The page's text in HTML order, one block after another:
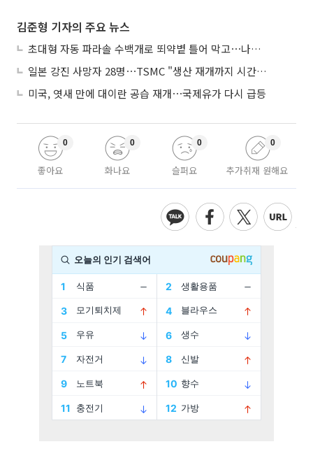
김준형 기자의 주요 뉴스
초대형 자동 파라솔 수백개로 뙤약볕 틀어 막고⋯나라별 폭염 생존법
일본 강진 사망자 28명⋯TSMC "생산 재개까지 시간 필요해"
미국, 엿새 만에 대이란 공습 재개⋯국제유가 다시 급등
좋아요
0
화나요
0
슬퍼요
0
추가취재 원해요
0